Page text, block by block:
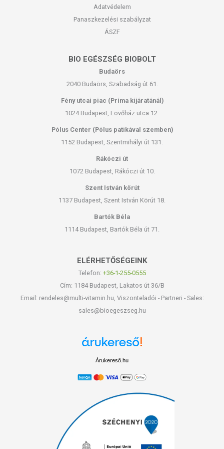
hogy naprakészek legyenek. Szeretnénk felhívni azonban a figyelmet,
hogy ennek ellenére a webshopon szereplő adatok (beleértve a
termékfotókat, tápérték-, összetétel-, és allergén információkat is) csak
csomagolásán találják meg.
Adatvédelem
Panaszkezelési szabályzat
ÁSZF
BIO EGÉSZSÉG BIOBOLT
Budaörs
2040 Budaörs, Szabadság út 61.
Fény utcai piac (Príma kijáratánál)
1024 Budapest, Lövőház utca 12.
Pólus Center (Pólus patikával szemben)
1152 Budapest, Szentmihályi út 131.
Rákóczi út
1072 Budapest, Rákóczi út 10.
Szent István körút
1137 Budapest, Szent István Körút 18.
Bartók Béla
1114 Budapest, Bartók Béla út 71.
ELÉRHETŐSÉGEINK
Telefon: +36-1-255-0555
Cím: 1184 Budapest, Lakatos út 36/B
Email: rendeles@multi-vitamin.hu, Viszonteladói - Partneri - Sales:
sales@bioegeszseg.hu
Árukereső.hu